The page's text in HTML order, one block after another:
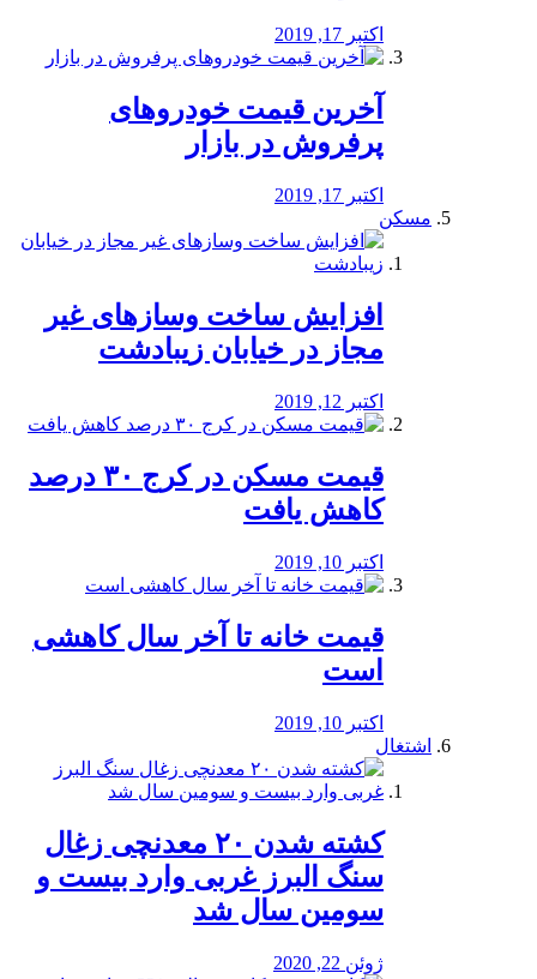
اکتبر 17, 2019
آخرین قیمت خودرو‌های
پرفروش در بازار
اکتبر 17, 2019
مسکن
افزایش ساخت وسازهای غیر
مجاز در خیابان زیبادشت
اکتبر 12, 2019
️قیمت مسکن در کرج ۳۰ درصد
کاهش یافت
اکتبر 10, 2019
قیمت خانه تا آخر سال کاهشی
است
اکتبر 10, 2019
اشتغال
کشته شدن ۲۰ معدنچی زغال
سنگ البرز غربی وارد بیست و
سومین سال شد
ژوئن 22, 2020